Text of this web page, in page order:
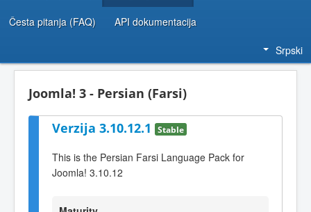
Česta pitanja (FAQ) API dokumentacija
Srpski
Joomla! 3 - Persian (Farsi)
Verzija 3.10.12.1 Stable
This is the Persian Farsi Language Pack for
Joomla! 3.10.12